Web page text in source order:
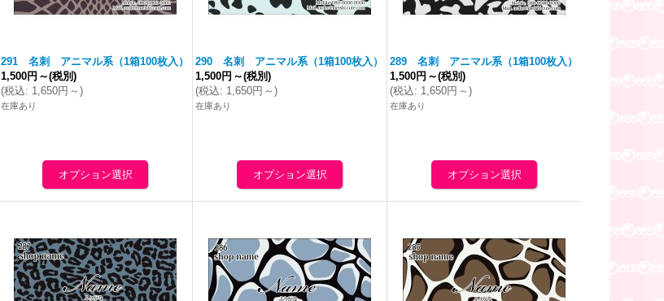
291 名刺 アニマル系（1箱100枚入）
1,500円 ～(税別)
(税込: 1,650円 ～)
在庫あり
290 名刺 アニマル系（1箱100枚入）
1,500円 ～(税別)
(税込: 1,650円 ～)
在庫あり
289 名刺 アニマル系（1箱100枚入）
1,500円 ～(税別)
(税込: 1,650円 ～)
在庫あり